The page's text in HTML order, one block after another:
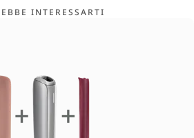
INTERESSARTI